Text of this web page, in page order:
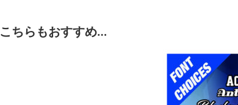
こちらもおすすめ…